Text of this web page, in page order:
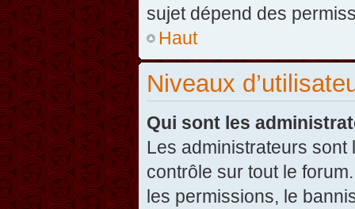
sujet dépend des
Haut
Niveaux
Qui sont les
Les administrateurs
contrôle sur tout le
les permissions, le